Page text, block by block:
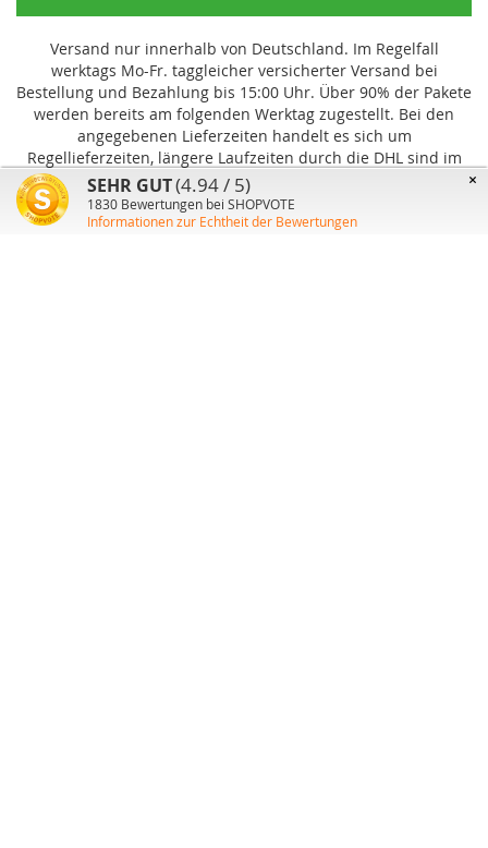
Versand nur innerhalb von Deutschland. Im Regelfall
werktags Mo-Fr. taggleicher versicherter Versand bei
Bestellung und Bezahlung bis 15:00 Uhr. Über 90% der Pakete
werden bereits am folgenden Werktag zugestellt. Bei den
angegebenen Lieferzeiten handelt es sich um
Regellieferzeiten, längere Laufzeiten durch die DHL sind im
Einzelfall möglich und können von uns nicht beeinflusst
werden.
×
SEHR GUT(4.94 / 5)
1830 Bewertungen bei SHOPVOTE
Informationen zur Echtheit der Bewertungen